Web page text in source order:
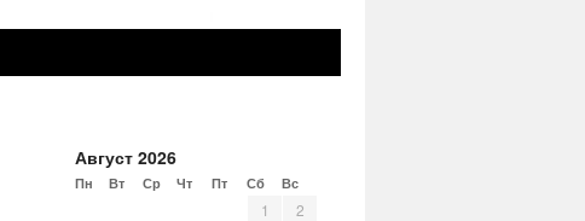
Август 2026
Пн Вт Ср Чт Пт Сб Вс
1
2